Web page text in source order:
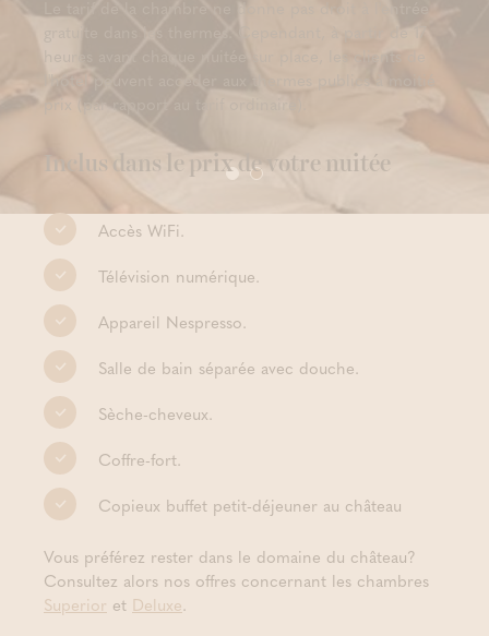
Le tarif de la chambre ne donne pas droit à l'entrée
gratuite dans les thermes. Cependant, à partir de 17
heures avant chaque nuitée sur place, les clients de
l'hôtel peuvent accéder aux thermes publics à moitié
prix (par rapport au tarif ordinaire).
Inclus dans le prix de votre nuitée
Accès WiFi.
Télévision numérique.
Appareil Nespresso.
Salle de bain séparée avec douche.
Sèche-cheveux.
Coffre-fort.
Copieux buffet petit-déjeuner au château
Vous préférez rester dans le domaine du château?
Consultez alors nos offres concernant les chambres
Superior et Deluxe.